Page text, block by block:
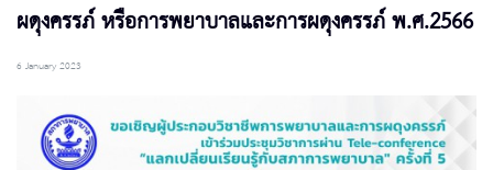
ผดุงครรภ์ หรือการพยาบาลและการผดุงครรภ์ พ.ศ.2566
6 January 2023